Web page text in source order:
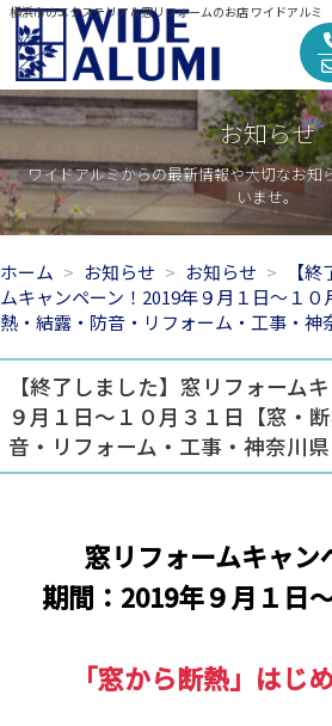
横浜市のエクステリア＆窓リフォームのお店 ワイドアルミ
お知らせ
ワイドアルミからの最新情報や大切なお知
いませ。
ホーム お知らせ お知らせ
【
ムキャンペーン！2019年９月１日～１
熱・結露・防音・リフォーム・工事・神
【終了しました】窓リフォーム
９月１日～１０月３１日【窓・
音・リフォーム・工事・神奈川県
窓リフォームキャン
期間：2019年９月１日
「窓から断熱」はじ